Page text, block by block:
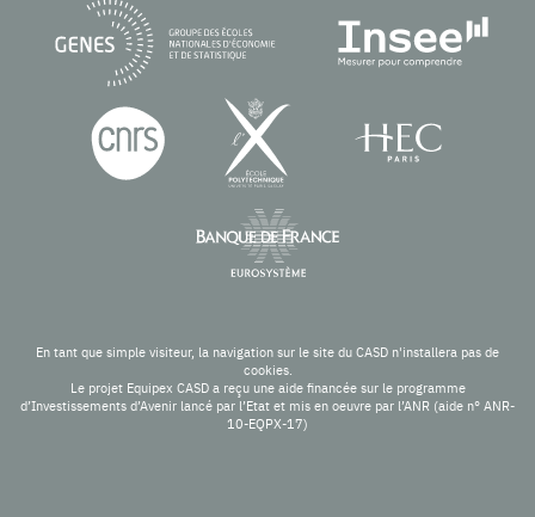
En tant que simple visiteur, la navigation sur le site du CASD n'installera pas de
cookies.
Le projet Equipex CASD a reçu une aide financée sur le programme
d’Investissements d’Avenir lancé par l’Etat et mis en oeuvre par l’ANR (aide n° ANR-
10-EQPX-17)